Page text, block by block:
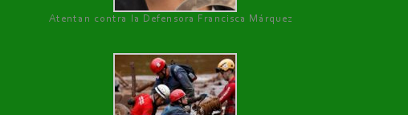
Atentan contra la Defensora Francisca Márquez